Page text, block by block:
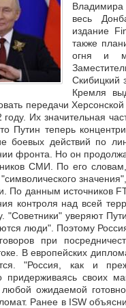
Владимира
весь
издание
также
огня и
Скибицкий
Кремля
передачи
Их значительная
Путин теперь
боевых действий по
фронта. Но он
СМИ. По его
"символического
По данным источников
контроля над всей
"Советники" уверяют
люди". Поэтому
при
В европейских
"Россия, как и
придерживаясь своих
любой ожидаемой
Ранее в ISW